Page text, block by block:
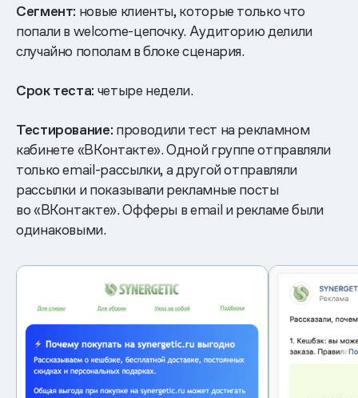
Сегмент: новые клиенты, которые только что
попали в welcome-цепочку. Аудиторию делили
случайно пополам в блоке сценария.
Срок теста: четыре недели.
Тестирование: проводили тест на рекламном
кабинете «ВКонтакте». Одной группе отправляли
только email-рассылки, а другой отправляли
рассылки и показывали рекламные посты
во «ВКонтакте». Офферы в email и рекламе были
одинаковыми.